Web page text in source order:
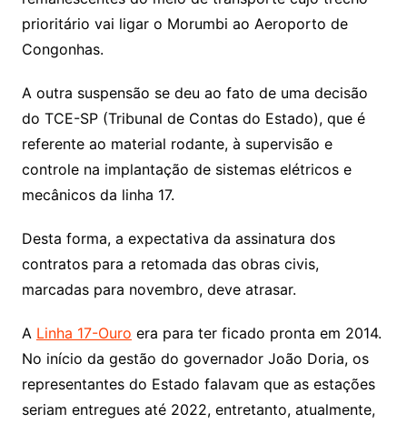
prioritário vai ligar o Morumbi ao Aeroporto de
Congonhas.
A outra suspensão se deu ao fato de uma decisão
do TCE-SP (Tribunal de Contas do Estado), que é
referente ao material rodante, à supervisão e
controle na implantação de sistemas elétricos e
mecânicos da linha 17.
Desta forma, a expectativa da assinatura dos
contratos para a retomada das obras civis,
marcadas para novembro, deve atrasar.
A Linha 17-Ouro era para ter ficado pronta em 2014.
No início da gestão do governador João Doria, os
representantes do Estado falavam que as estações
seriam entregues até 2022, entretanto, atualmente,